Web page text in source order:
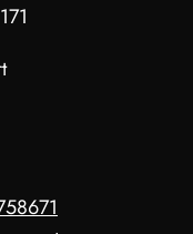
Ludwigsburg